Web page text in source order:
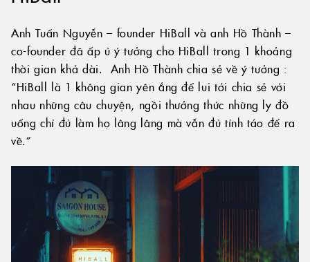
Anh Tuấn Nguyễn – founder HiBall và anh Hồ Thành –
co-founder đã ấp ủ ý tưởng cho HiBall trong 1 khoảng
thời gian khá dài. Anh Hồ Thành chia sẻ về ý tưởng :
“HiBall là 1 không gian yên ắng để lui tới chia sẻ với
nhau những câu chuyện, ngồi thưởng thức những ly đồ
uống chỉ đủ làm họ lâng lâng mà vẫn đủ tỉnh táo để ra
về.”